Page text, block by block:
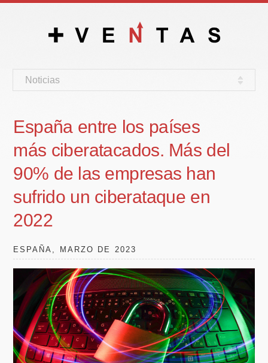
Noticias
España entre los países
más ciberatacados. Más del
90% de las empresas han
sufrido un ciberataque en
2022
ESPAÑA, MARZO DE 2023